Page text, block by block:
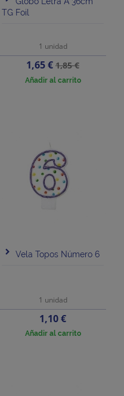
TG Foil
1 unidad
Precio
1,65 €Precio
base
1,85 €
Añadir al carrito
Vela Topos Número 6
1 unidad
Precio
1,10 €
Añadir al carrito